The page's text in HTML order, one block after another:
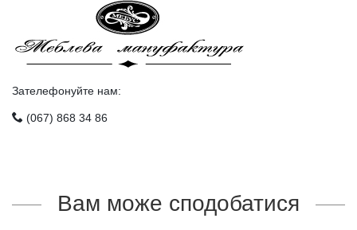
Зателефонуйте нам:
(067) 868 34 86
Вам може сподобатися